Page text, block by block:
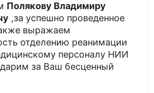
Полякову Владимиру
,за успешно проведенное
выражаем
отделению реанимации
персоналу НИИ
за Ваш бесценный